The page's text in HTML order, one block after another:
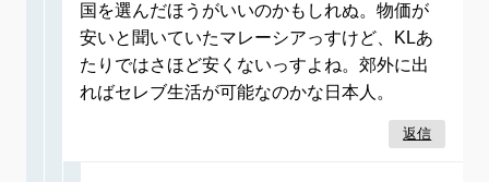
国を選んだほうがいいのかもしれぬ。物価が
安いと聞いていたマレーシアっすけど、KLあ
たりではさほど安くないっすよね。郊外に出
ればセレブ生活が可能なのかな日本人。
返信